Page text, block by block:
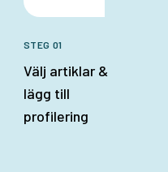
STEG 01
Välj artiklar &
lägg till
profilering